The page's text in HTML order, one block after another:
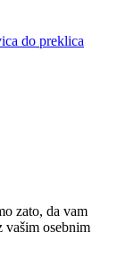
do preklica
zato, da vam
vašim osebnim